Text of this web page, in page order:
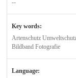
--
Key words:
Artenschutz
Bildband Fotografie
Language: